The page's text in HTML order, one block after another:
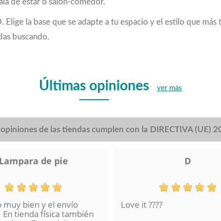
de estar o salón-comedor.
Elige la base que se adapte a tu espacio y el estilo que
buscando.
Últimas opiniones ver más
opiniones de las tiendas cumplen con la DIRECTIVA (UE)
de pie
muy bien y el envío
tienda física también
D
Love it ????